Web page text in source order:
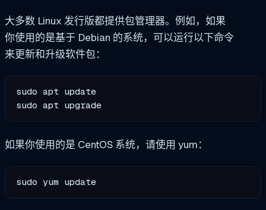
大多数 Linux 发行版都提供包管理器。例如，如果
你使用的是基于 Debian 的系统，可以运行以下命令
来更新和升级软件包：
sudo apt update
sudo apt upgrade
如果你使用的是 CentOS 系统，请使用 yum：
sudo yum update